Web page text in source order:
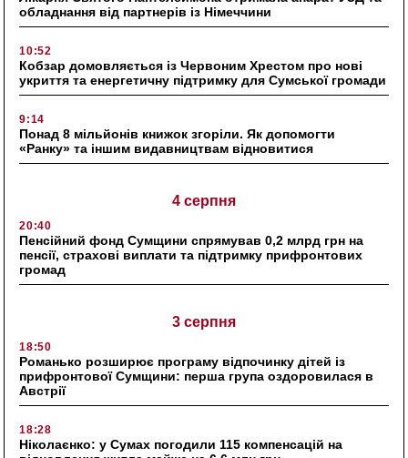
обладнання від партнерів із Німеччини
10:52
Кобзар домовляється із Червоним Хрестом про нові
укриття та енергетичну підтримку для Сумської громади
9:14
Понад 8 мільйонів книжок згоріли. Як допомогти
«Ранку» та іншим видавництвам відновитися
4 серпня
20:40
Пенсійний фонд Сумщини спрямував 0,2 млрд грн на
пенсії, страхові виплати та підтримку прифронтових
громад
3 серпня
18:50
Романько розширює програму відпочинку дітей із
прифронтової Сумщини: перша група оздоровилася в
Австрії
18:28
Ніколаєнко: у Сумах погодили 115 компенсацій на